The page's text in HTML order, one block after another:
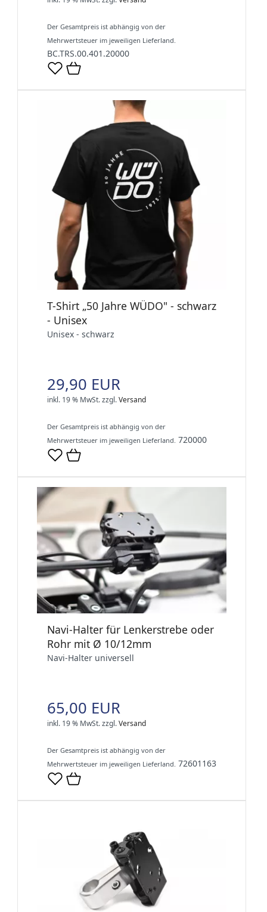
Der Gesamtpreis ist abhängig von der
Mehrwertsteuer im jeweiligen Lieferland.
BC.TRS.00.401.20000
T-Shirt „50 Jahre WÜDO" - schwarz
- Unisex
Unisex - schwarz
29,90 EUR
inkl. 19 % MwSt.zzgl.Versand
Der Gesamtpreis ist abhängig von der
Mehrwertsteuer im jeweiligen Lieferland. 720000
Navi-Halter für Lenkerstrebe oder
Rohr mit Ø 10/12mm
Navi-Halter universell
65,00 EUR
inkl. 19 % MwSt.zzgl.Versand
Der Gesamtpreis ist abhängig von der
Mehrwertsteuer im jeweiligen Lieferland. 72601163